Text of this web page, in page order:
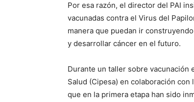
Por esa razón, el director del PAI
vacunadas contra el Virus del
manera que puedan ir
y desarrollar cáncer en el futuro.
Durante un taller sobre vacunación
Salud (Cipesa) en colaboración con
que en la primera etapa han sido